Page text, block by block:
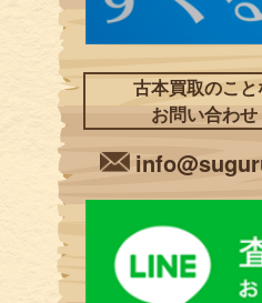
古本買取のこ
お問い合わ